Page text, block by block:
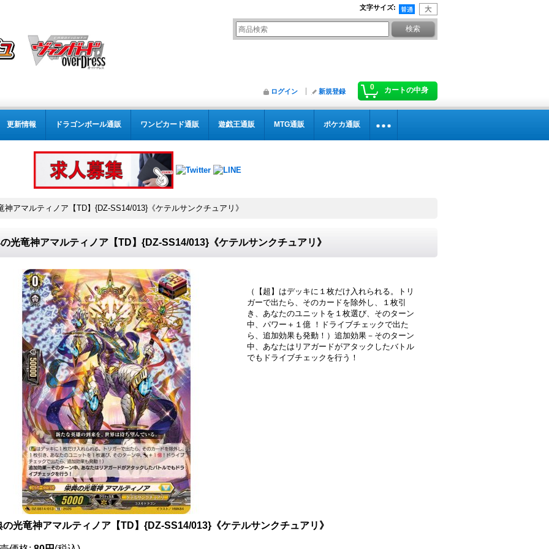
文字サイズ:
0 カートの中身
ログイン 新規登録
更新情報 ドラゴンボール通販 ワンピカード通販 遊戯王通販 MTG通販 ポケカ通販
神アマルティノア【TD】{DZ-SS14/013}《ケテルサンクチュアリ》
光竜神アマルティノア【TD】{DZ-SS14/013}《ケテルサンクチュアリ》
（【超】はデッキに１枚だけ入れられる。トリ
ガーで出たら、そのカードを除外し、１枚引
き、あなたのユニットを１枚選び、そのターン
中、パワー＋１億 ！ドライブチェックで出た
ら、追加効果も発動！）追加効果－そのターン
中、あなたはリアガードがアタックしたバトル
でもドライブチェックを行う！
の光竜神アマルティノア【TD】{DZ-SS14/013}《ケテルサンクチュアリ》